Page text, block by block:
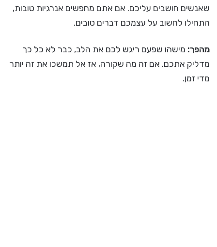
שאנשים חושבים עליכם. אם אתם מחפשים אנרגיות טובות,
התחילו לחשוב על עצמכם דברים טובים.
מהפך: מישהו שפעם ריגש לכם את הלב, כבר לא כל כך
מדליק אתכם. אם זה מה שקורה, אז אל תמשכו את זה יותר
מדי זמן.